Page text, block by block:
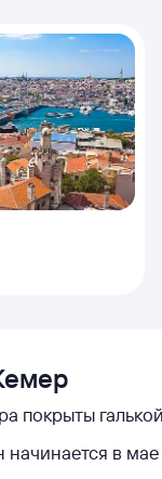
покрыты
начинается в